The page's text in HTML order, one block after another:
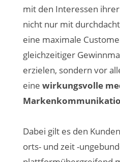
mit den Interessen
nicht nur mit
eine maximale
gleichzeitiger
erzielen, sondern vor
eine wirkungsvolle
Dabei gilt es den
orts- und zeit -